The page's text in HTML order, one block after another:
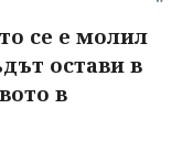
се е молил
остави в
в